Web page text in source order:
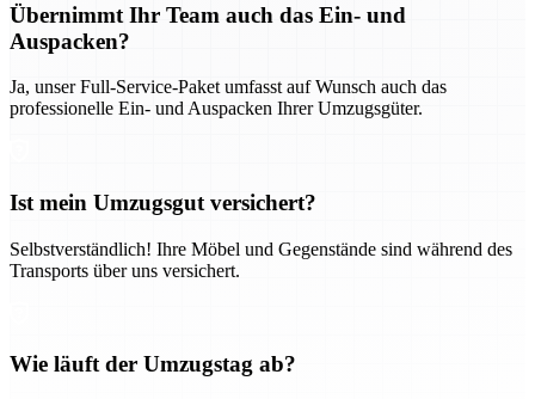
Übernimmt Ihr Team auch das Ein- und
Auspacken?
Ja, unser Full-Service-Paket umfasst auf Wunsch auch das
professionelle Ein- und Auspacken Ihrer Umzugsgüter.
Ist mein Umzugsgut versichert?
Selbstverständlich! Ihre Möbel und Gegenstände sind während des
Transports über uns versichert.
Wie läuft der Umzugstag ab?